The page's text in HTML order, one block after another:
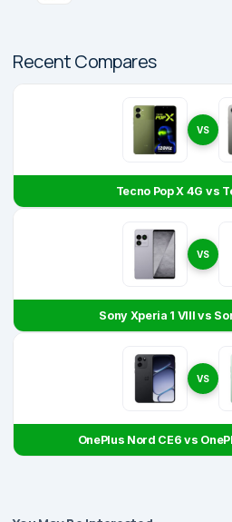
Recent Compares
VS
Tecno Pop X 4G vs
VS
Sony Xperia 1 VIII vs
VS
OnePlus Nord CE6 vs